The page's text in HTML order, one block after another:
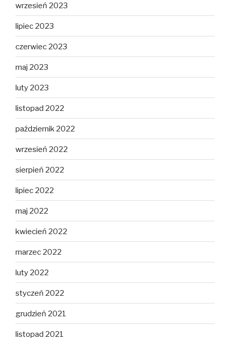
wrzesień 2023
lipiec 2023
czerwiec 2023
maj 2023
luty 2023
listopad 2022
październik 2022
wrzesień 2022
sierpień 2022
lipiec 2022
maj 2022
kwiecień 2022
marzec 2022
luty 2022
styczeń 2022
grudzień 2021
listopad 2021